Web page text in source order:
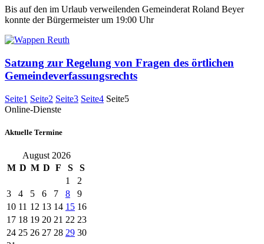
Bis auf den im Urlaub verweilenden Gemeinderat Roland Beyer
konnte der Bürgermeister um 19:00 Uhr
Satzung zur Regelung von Fragen des örtlichen
Gemeindeverfassungsrechts
Seite1 Seite2 Seite3 Seite4 Seite5
Online-Dienste
Aktuelle Termine
August 2026
M D M D F S
S
1
2
3
4 5 6 7 8
9
10 11 12 13 14 15 16
17 18 19 20 21 22 23
24 25 26 27 28 29 30